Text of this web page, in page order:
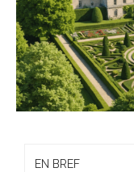
EN BREF